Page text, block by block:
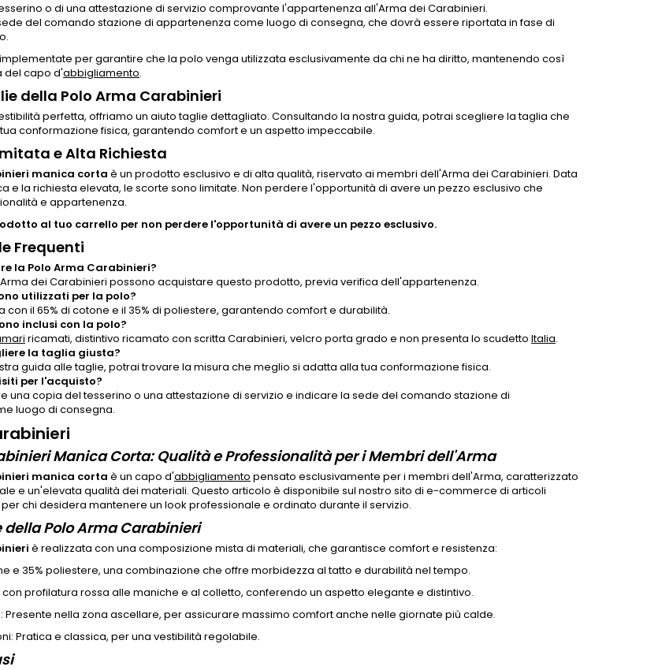
o di una attestazione di servizio comprovante l'appartenenza all'Arma dei Carabinieri.
del comando stazione di appartenenza come luogo di consegna, che dovrà essere riportata in fase di
per garantire che la polo venga utilizzata esclusivamente da chi ne ha diritto, mantenendo così
del capo d'abbigliamento.
della Polo Arma Carabinieri
perfetta, offriamo un aiuto taglie dettagliato. Consultando la nostra guida, potrai scegliere la taglia che
conformazione fisica, garantendo comfort e un aspetto impeccabile.
e Alta Richiesta
manica corta è un prodotto esclusivo e di alta qualità, riservato ai membri dell'Arma dei Carabinieri. Data
e la richiesta elevata, le scorte sono limitate. Non perdere l'opportunità di avere un pezzo esclusivo che
e appartenenza.
al tuo carrello per non perdere l'opportunità di avere un pezzo esclusivo.
Frequenti
la Polo Arma Carabinieri?
dei Carabinieri possono acquistare questo prodotto, previa verifica dell'appartenenza.
utilizzati per la polo?
con il 65% di cotone e il 35% di poliestere, garantendo comfort e durabilità.
inclusi con la polo?
ricamati, distintivo ricamato con scritta Carabinieri, velcro porta grado e non presenta lo scudetto Italia.
la taglia giusta?
guida alle taglie, potrai trovare la misura che meglio si adatta alla tua conformazione fisica.
per l'acquisto?
una copia del tesserino o una attestazione di servizio e indicare la sede del comando stazione di
luogo di consegna.
Manica Corta: Qualità e Professionalità per i Membri dell'Arma
manica corta è un capo d'abbigliamento pensato esclusivamente per i membri dell'Arma, caratterizzato
e un'elevata qualità dei materiali. Questo articolo è disponibile sul nostro sito di e-commerce di articoli
chi desidera mantenere un look professionale e ordinato durante il servizio.
Polo Arma Carabinieri
è realizzata con una composizione mista di materiali, che garantisce comfort e resistenza:
e 35% poliestere, una combinazione che offre morbidezza al tatto e durabilità nel tempo.
con profilatura rossa alle maniche e al colletto, conferendo un aspetto elegante e distintivo.
Presente nella zona ascellare, per assicurare massimo comfort anche nelle giornate più calde.
Pratica e classica, per una vestibilità regolabile.